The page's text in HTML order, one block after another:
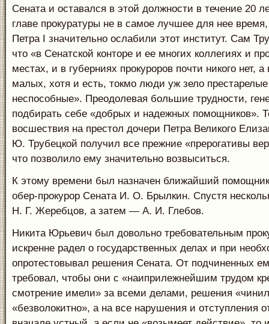
Сената и оставался в этой должности в течение 20
главе прокуратуры не в самое лучшее для нее время,
Петра I значительно ослабили этот институт. Сам
что «в Сенатской конторе и ее многих коллегиях и
местах, и в губерниях прокуроров почти никого нет, а
малых, хотя и есть, токмо люди уж зело
неспособные». Преодолевая большие трудности,
подбирать себе «добрых и надежных помощников».
восшествия на престол дочери Петра Великого
Ю. Трубецкой получил все прежние «прерогативы
что позволило ему значительно возвыситься.
К этому времени был назначен ближайший
обер-прокурор Сената И. О. Брылкин. Спустя
Н. Г. Жеребцов, а затем — А. И. Глебов.
Никита Юрьевич был довольно требовательным
искренне радел о государственных делах и при
опротестовывал решения Сената. От подчиненных
требовал, чтобы они с «наиприлежнейшим трудом
смотрение имели» за всеми делами, решения
«безволокитно», а на все нарушения и отступления